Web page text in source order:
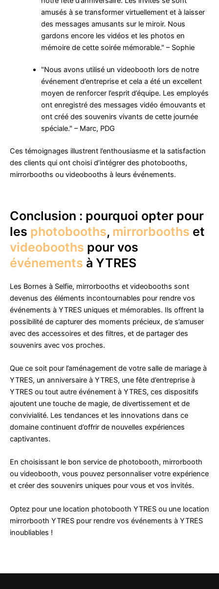
amusés à se transformer virtuellement et à laisser
des messages amusants sur le miroir. Nous
gardons encore les vidéos et les photos en
mémoire de cette soirée mémorable." – Sophie
"Nous avons utilisé un videobooth lors de notre
événement d’entreprise et cela a été un excellent
moyen de renforcer l’esprit d’équipe. Les employés
ont enregistré des messages vidéo émouvants et
ont créé des souvenirs vivants de cette journée
spéciale." – Marc, PDG
Ces témoignages illustrent l’enthousiasme et la satisfaction
des clients qui ont choisi d’intégrer des photobooths,
mirrorbooths ou videobooths à leurs événements.
Conclusion : pourquoi opter pour
les photobooths, mirrorbooths et
videobooths pour vos
événements à YTRES
Les Bornes à Selfie, mirrorbooths et videobooths sont
devenus des éléments incontournables pour rendre vos
événements à YTRES uniques et mémorables. Ils offrent la
possibilité de capturer des moments précieux, de s’amuser
avec des accessoires et des filtres, et de partager des
souvenirs avec vos proches.
Que ce soit pour l’aménagement de votre salle de mariage à
YTRES, un anniversaire à YTRES, une fête d’entreprise à
YTRES ou tout autre événement à YTRES, ces dispositifs
ajoutent une touche de magie, de divertissement et de
convivialité. Les tendances et les innovations dans ce
domaine continuent d’offrir de nouvelles expériences
captivantes.
En choisissant le bon service de photobooth, mirrorbooth
ou videobooth, vous pouvez personnaliser votre expérience
et créer des souvenirs uniques pour vous et vos invités.
Optez pour une location photobooth YTRES ou une location
mirrorbooth YTRES pour rendre vos événements à YTRES
inoubliables !